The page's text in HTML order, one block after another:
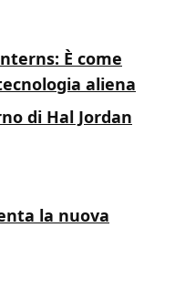
È come
aliena
di Hal Jordan
la nuova